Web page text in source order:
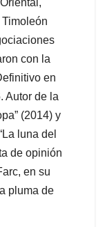
con la
en
Autor de la
(2014) y
luna del
de opinión
en su
pluma de